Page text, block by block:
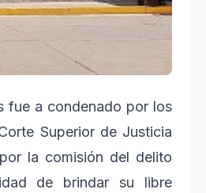
fue a condenado por los
Superior de Justicia
la comisión del delito
de brindar su libre